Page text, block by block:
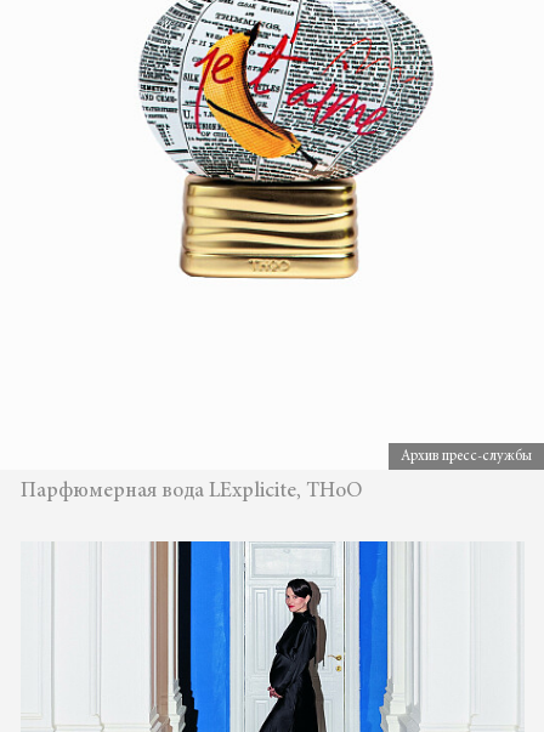
Архив пресс-службы
Парфюмерная вода LExplicite, THoO